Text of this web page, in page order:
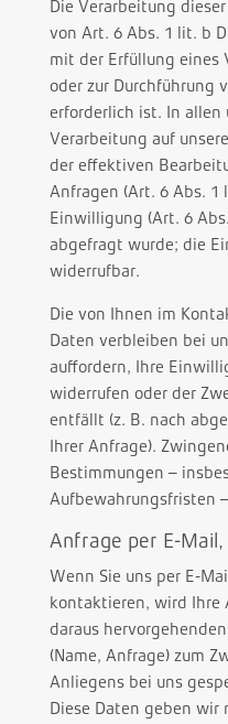
Die Verarbeitung
von Art. 6 Abs. 1 lit. b
mit der Erfüllung eines
oder zur Durchführung
erforderlich ist. In allen
Verarbeitung auf
der effektiven
Anfragen (Art. 6 Abs. 1
Einwilligung (Art. 6
abgefragt wurde; die
widerrufbar.
Die von Ihnen im
Daten verbleiben bei
auffordern, Ihre
widerrufen oder der
entfällt (z. B. nach
Ihrer Anfrage).
Bestimmungen –
Aufbewahrungsfristen
Anfrage per E-
Wenn Sie uns per E-
kontaktieren, wird Ihre
daraus
(Name, Anfrage) zum
Anliegens bei uns
Diese Daten geben